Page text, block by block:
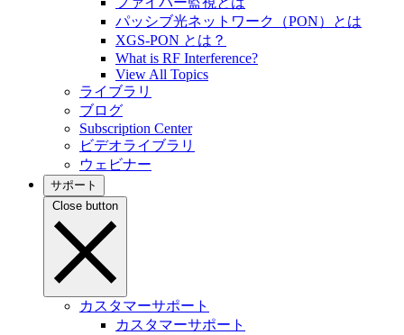
パッシブ光ネットワーク（PON）とは
XGS-PON とは？
What is RF Interference?
View All Topics
ライブラリ
ブログ
Subscription Center
ビデオライブラリ
ウェビナー
サポート
Close button
カスタマーサポート
カスタマーサポート